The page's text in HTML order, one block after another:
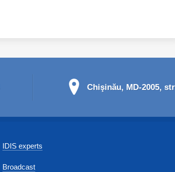
Chişinău, MD-2005,
IDIS experts
Broadcast